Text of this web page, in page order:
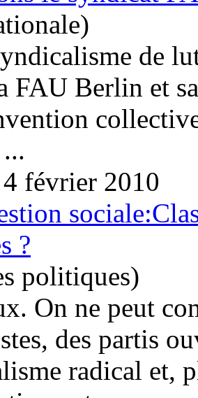
de
FAU Berlin et
février 2010
?
politiques)
On ne peut
des partis
radical et,